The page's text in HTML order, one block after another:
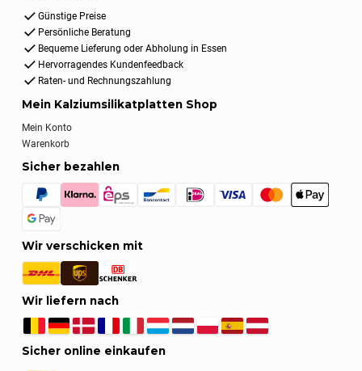
Günstige Preise
Persönliche Beratung
Bequeme Lieferung oder Abholung in Essen
Hervorragendes Kundenfeedback
Raten- und Rechnungszahlung
Mein Kalziumsilikatplatten Shop
Mein Konto
Warenkorb
Sicher bezahlen
Wir verschicken mit
Wir liefern nach
Sicher online einkaufen